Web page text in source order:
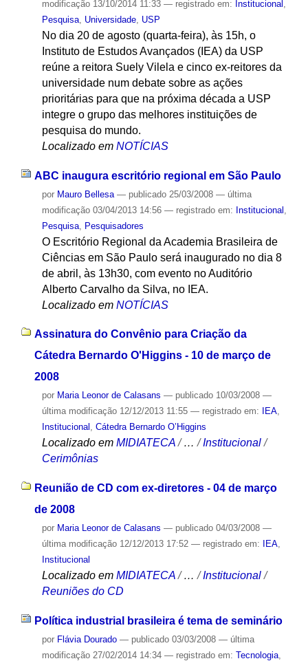
modificação13/10/2014 11:33 — registrado em: Institucional ,
Pesquisa, Universidade, USP
No dia 20 de agosto (quarta-feira), às 15h, o
Instituto de Estudos Avançados (IEA) da USP
reúne a reitora Suely Vilela e cinco ex-reitores da
universidade num debate sobre as ações
prioritárias para que na próxima década a USP
integre o grupo das melhores instituições de
pesquisa do mundo.
Localizado em NOTÍCIAS
ABC inaugura escritório regional em São Paulo
por Mauro Bellesa — publicado25/03/2008 — última
modificação03/04/2013 14:56 — registrado em: Institucional
Pesquisa, Pesquisadores
O Escritório Regional da Academia Brasileira de
Ciências em São Paulo será inaugurado no dia 8
de abril, às 13h30, com evento no Auditório
Alberto Carvalho da Silva, no IEA.
Localizado em NOTÍCIAS
Assinatura do Convênio para Criação da
Cátedra Bernardo O'Higgins - 10 de março de
2008
por Maria Leonor de Calasans — publicado10/03/2008 —
última modificação12/12/2013 11:55 — registrado em: IEA,
Institucional , Cátedra Bernardo O’Higgins
Localizado em MIDIATECA / …/Institucional /
Cerimônias
Reunião de CD com ex-diretores - 04 de março
de 2008
por Maria Leonor de Calasans — publicado04/03/2008 —
última modificação12/12/2013 17:52 — registrado em: IEA,
Institucional
Localizado em MIDIATECA /…/Institucional /
Reuniões do CD
Política industrial brasileira é tema de seminário
por Flávia Dourado — publicado03/03/2008 — última
modificação27/02/2014 14:34 — registrado em: Tecnologia,